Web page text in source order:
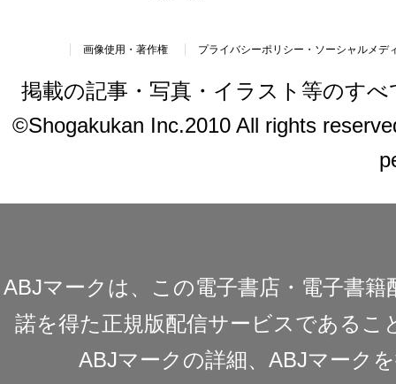
画像使用・著作権 プライバシーポリシー・ソーシャルメデ
掲載の記事・写真・イラスト等のす
©Shogakukan Inc.2010 All rights
ABJマークは、この電子書店・電子書
諾を得た正規版配信サービスであるこ
ABJマークの詳細、ABJマーク